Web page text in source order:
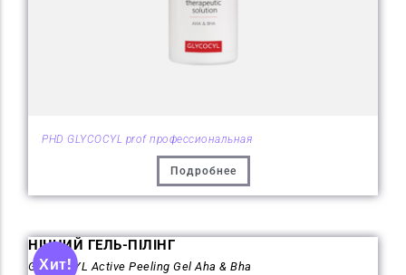
PHD GLYCOCYL prof профессиональная
Подробнее
Хит!
НІЧНИЙ ГЕЛЬ-ПІЛІНГ
GLYCOCYL Active Peeling Gel Aha & Bha